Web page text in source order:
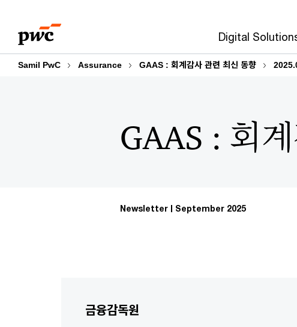
content
footer
Digital
Samil PwC Assurance GAAS : 회계감사 관련 최신 동향
GAAS : 회
Newsletter September 2025
금융감독원